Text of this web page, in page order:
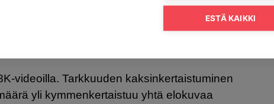
videoilla. Tarkkuuden kaksinkertaistuminen
yli kymmenkertaistuu yhtä elokuvaa
ESTÄ KAIKKI